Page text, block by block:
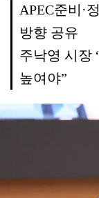
APEC준비·
방향 공유
주낙영 시장
높여야”